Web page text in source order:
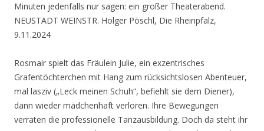
Minuten jedenfalls nur sagen: ein großer Theaterabend.
NEUSTADT WEINSTR. Holger Pöschl, Die Rheinpfalz,
9.11.2024
Rosmair spielt das Fräulein Julie, ein exzentrisches
Grafentöchterchen mit Hang zum rücksichtslosen Abenteuer,
mal lasziv („Leck meinen Schuh“, befiehlt sie dem Diener),
dann wieder mädchenhaft verloren. Ihre Bewegungen
verraten die professionelle Tanzausbildung. Doch da steht ihr